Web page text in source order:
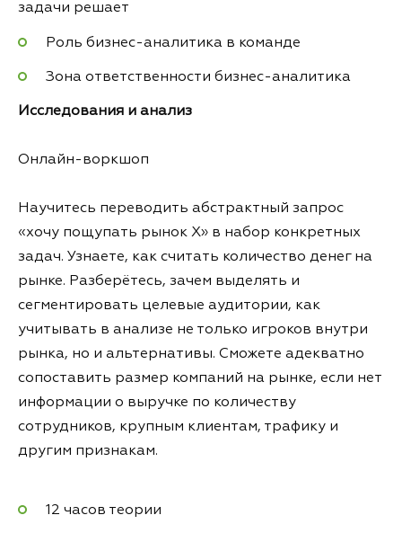
задачи решает
Роль бизнес-аналитика в команде
Зона ответственности бизнес-аналитика
Исследования и анализ
Онлайн-воркшоп
Научитесь переводить абстрактный запрос
«хочу пощупать рынок X» в набор конкретных
задач. Узнаете, как считать количество денег на
рынке. Разберётесь, зачем выделять и
сегментировать целевые аудитории, как
учитывать в анализе не только игроков внутри
рынка, но и альтернативы. Сможете адекватно
сопоставить размер компаний на рынке, если нет
информации о выручке по количеству
сотрудников, крупным клиентам, трафику и
другим признакам.
12 часов теории